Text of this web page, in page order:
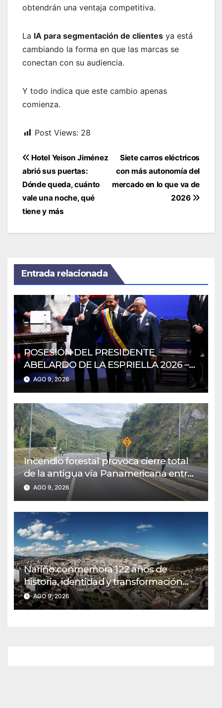
obtendrán una ventaja competitiva.
La IA para segmentación de clientes ya está
cambiando la forma en que las marcas se
conectan con su audiencia.
Y todo indica que este cambio apenas
comienza.
Post Views: 28
Navegación
de
entradas
Siete carros eléctricos
con más autonomía del
mercado en lo que va de
2026
Hotel Yeison Jiménez
abrió sus puertas:
Dónde queda, cuánto
vale una noche, qué
tiene y más
Entrada relacionada
POSESIÓN DEL PRESIDENTE
ABELARDO DE LA ESPRIELLA 2026 –
2030
AGO 9, 2026
Incendio forestal provoca cierre total
de la antigua vía Panamericana entre
Pasto e Ipiales
AGO 9, 2026
Nariño conmemora 122 años de
historia, identidad y transformación
regional
AGO 9, 2026